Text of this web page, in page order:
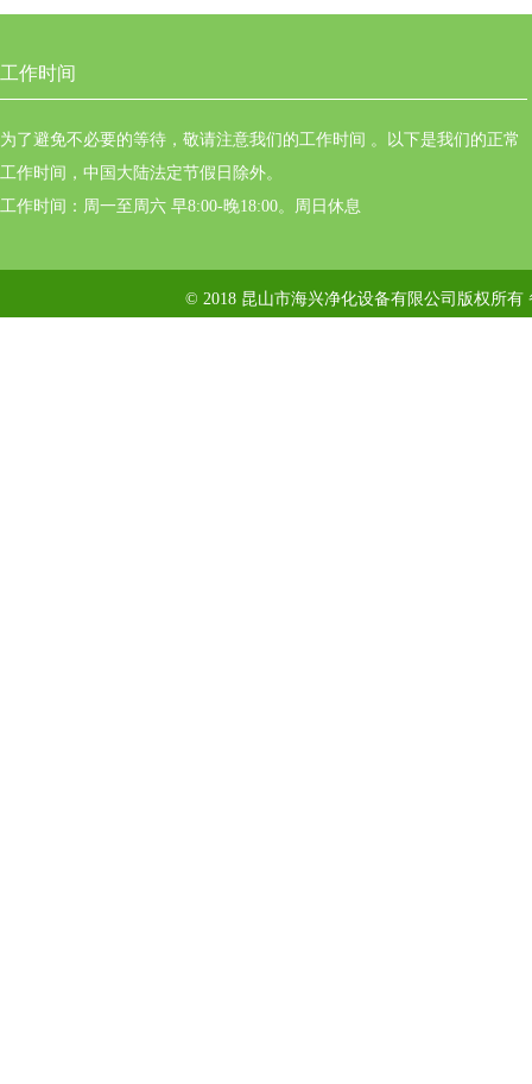
工作时间
为了避免不必要的等待，敬请注意我们的工作时间 。以下是我们的正常
工作时间，中国大陆法定节假日除外。
工作时间：周一至周六 早8:00-晚18:00。周日休息
© 2018 昆山市海兴净化设备有限公司版权所有